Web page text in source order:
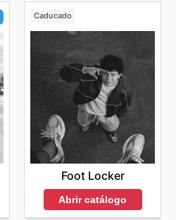
Caducado
Foot Locker
Abrir catálogo